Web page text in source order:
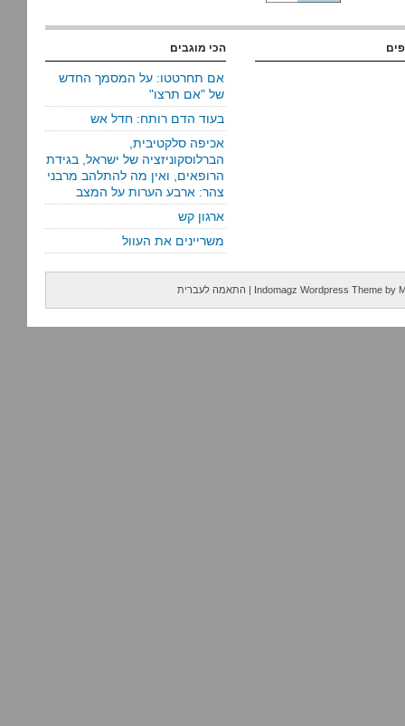
הכי מוגבים
אם תחרטטו: על המסמך החדש
של "אם תרצו"
בעוד הדם רותח: חדל אש
אכיפה סלקטיבית,
הברלוסקוניזציה של ישראל, בגידת
הרופאים, ואין מה להתלהב מרבני
צהר: ארבע הערות על המצב
ארגון קש
משריינים את העוול
Indomagz Wordpress Theme by
| התאמה לעברית